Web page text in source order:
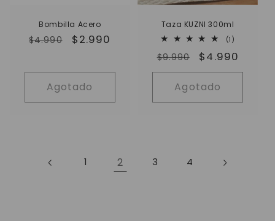
Bombilla Acero
Precio
$4.990
Precio
$2.990
Agotado
Taza KUZNI 300ml
(1)
totales
Precio
habitual
$9.990
Precio
de
oferta
$4.990
Agotado
1 2 3 4